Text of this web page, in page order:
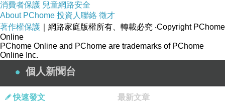
消費者保護 兒童網路安全
About PChome 投資人聯絡 徵才
著作權保護 ｜網路家庭版權所有、轉載必究 ‧Copyright PChome
Online
PChome Online and PChome are trademarks of PChome
Online Inc.
個人新聞台
快速發文 最新文章